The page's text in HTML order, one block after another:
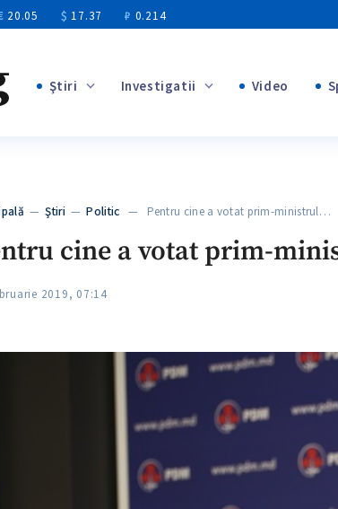
20.05 $ 17.37 ₽ 0.214
Ştiri Investigatii Video
—Ştiri —Politic — Pentru cine a votat prim-ministrul…
cine a votat prim-
2019, 07:14